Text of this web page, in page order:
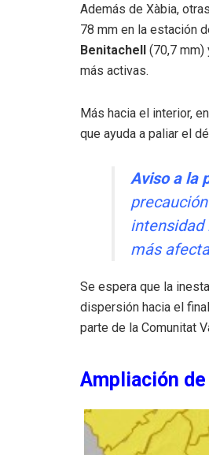
Además de Xàbia,
78 mm en la estación
Benitachell (70,7 mm)
más activas.
Más hacia el interior,
que ayuda a paliar el
Aviso a la
intensidad
más
Se espera que la
dispersión hacia el
parte de la Comunitat
Ampliación